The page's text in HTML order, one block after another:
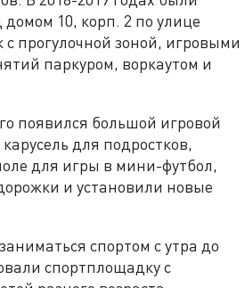
10, корп. 2 по улице
прогулочной зоной, игровыми
паркуром, воркаутом и
появился большой игровой
для подростков,
для игры в мини-футбол,
и установили новые
спортом с утра до
спортплощадку с